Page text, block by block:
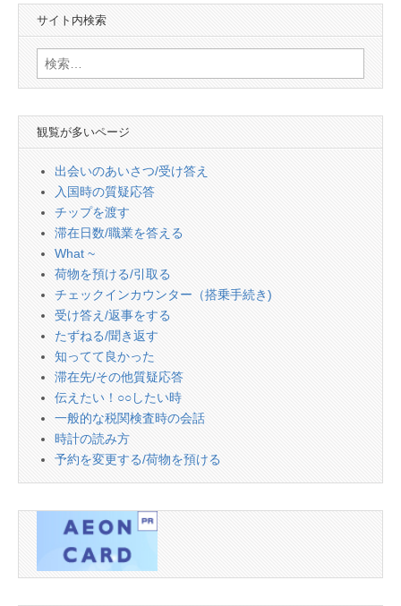
サイト内検索
検
索:
観覧が多いページ
出会いのあいさつ/受け答え
入国時の質疑応答
チップを渡す
滞在日数/職業を答える
What ~
荷物を預ける/引取る
チェックインカウンター（搭乗手続き)
受け答え/返事をする
たずねる/聞き返す
知ってて良かった
滞在先/その他質疑応答
伝えたい！○○したい時
一般的な税関検査時の会話
時計の読み方
予約を変更する/荷物を預ける